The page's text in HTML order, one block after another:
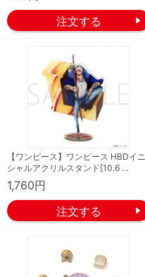
【ワンピース】ワンピース HBDイニ
シャルアクリルスタンド[10.6 …
1,760円